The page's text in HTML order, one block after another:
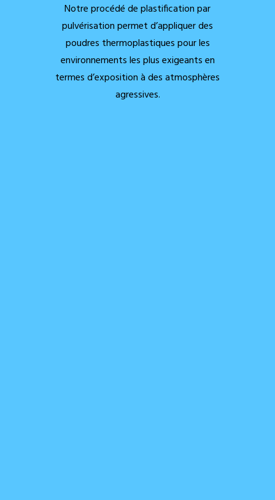
Notre procédé de plastification par
pulvérisation permet d’appliquer des
poudres thermoplastiques pour les
environnements les plus exigeants en
termes d’exposition à des atmosphères
agressives.